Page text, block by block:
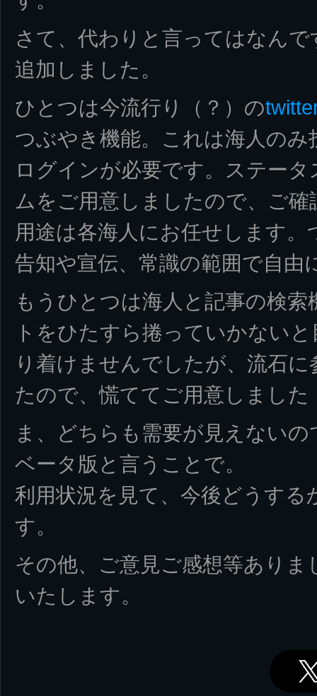
さて、代わりと言ってはなん
追加しました。
ひとつは今流行り（？）の
つぶやき機能。これは海人のみ
ログインが必要です。ステー
ムをご用意しましたので、ご確
用途は各海人にお任せします
告知や宣伝、常識の範囲で自由
もうひとつは海人と記事の検
トをひたすら捲っていかない
り着けませんでしたが、流石
たので、慌ててご用意しました
ま、どちらも需要が見えない
ベータ版と言うことで。
利用状況を見て、今後どうする
す。
その他、ご意見ご感想等あり
いたします。